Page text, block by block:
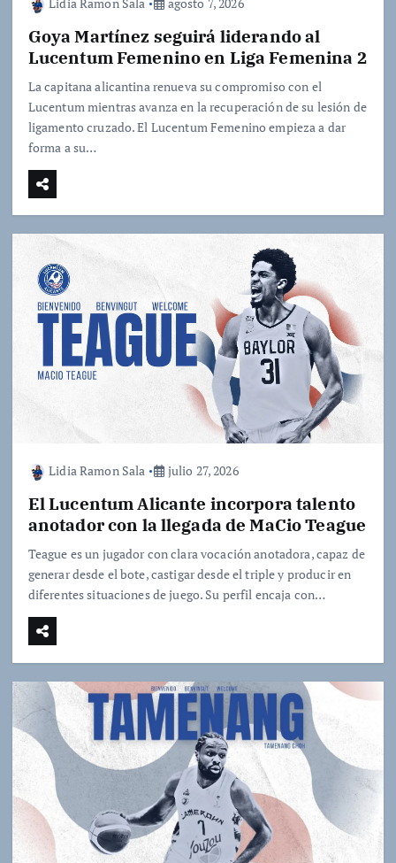
Goya Martínez seguirá liderando al
Lucentum Femenino en Liga Femenina 2
La capitana alicantina renueva su compromiso con el
Lucentum mientras avanza en la recuperación de su lesión de
ligamento cruzado. El Lucentum Femenino empieza a dar
forma a su…
Lidia Ramon Sala julio 27, 2026
El Lucentum Alicante incorpora talento
anotador con la llegada de MaCio Teague
Teague es un jugador con clara vocación anotadora, capaz de
generar desde el bote, castigar desde el triple y producir en
diferentes situaciones de juego. Su perfil encaja con…